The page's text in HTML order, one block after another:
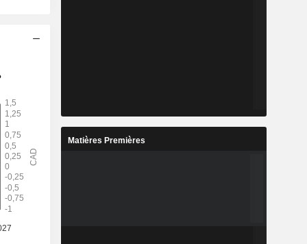
Matières Premières